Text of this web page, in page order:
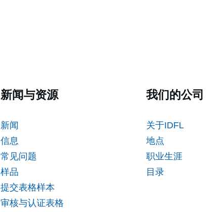
新闻与资源
新闻
信息
常见问题
样品
提交表格样本
审核与认证表格
我们的公司
关于IDFL
地点
职业生涯
目录